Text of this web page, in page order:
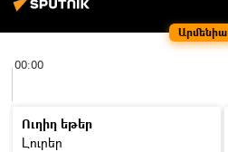
Արմենիա
00:00
Ուղիղ եթեր
Լուրեր